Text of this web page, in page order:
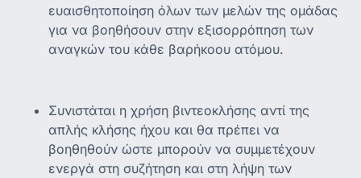
ευαισθητοποίηση όλων των μελών της ομάδας
για να βοηθήσουν στην εξισορρόπηση των
αναγκών του κάθε βαρήκοου ατόμου.
Συνιστάται η χρήση βιντεοκλήσης αντί της
απλής κλήσης ήχου και θα πρέπει να
βοηθηθούν ώστε μπορούν να συμμετέχουν
ενεργά στη συζήτηση και στη λήψη των